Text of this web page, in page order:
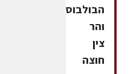
הבולבוסים
והר
צין
חוצה